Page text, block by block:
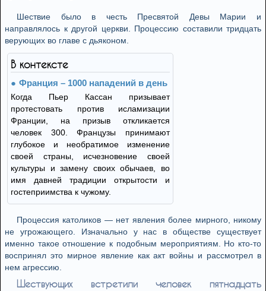
Шествие было в честь Пресвятой Девы Марии и
направлялось к другой церкви. Процессию составили тридцать
верующих во главе с дьяконом.
В контексте
Франция – 1000 нападений в день
Когда Пьер Кассан призывает
протестовать против исламизации
Франции, на призыв откликается
человек 300. Французы принимают
глубокое и необратимое изменение
своей страны, исчезновение своей
культуры и замену своих обычаев, во
имя давней традиции открытости и
гостеприимства к чужому.
Процессия католиков — нет явления более мирного, никому
не угрожающего. Изначально у нас в обществе существует
именно такое отношение к подобным мероприятиям. Но кто-то
воспринял это мирное явление как акт войны и рассмотрел в
нем агрессию.
Шествующих встретили человек пятнадцать